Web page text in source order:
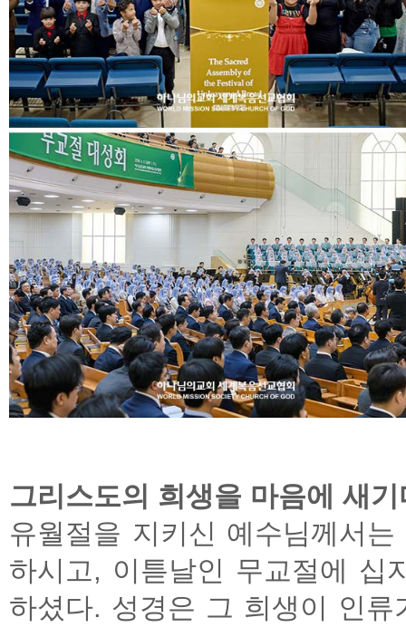
그리스도의 희생을 마음에 새
유월절을 지키신 예수님께서
하시고, 이튿날인 무교절에 십
하셨다. 성경은 그 희생이 인